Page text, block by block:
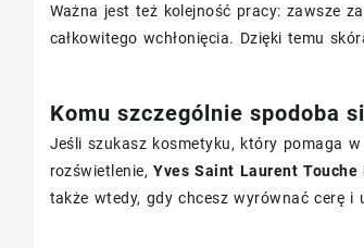
Ważna jest też kolejność pracy: zawsze
całkowitego wchłonięcia. Dzięki temu
Komu szczególnie spodoba
Jeśli szukasz kosmetyku, który pomaga
rozświetlenie,Yves Saint Laurent Touche
także wtedy, gdy chcesz wyrównać cerę